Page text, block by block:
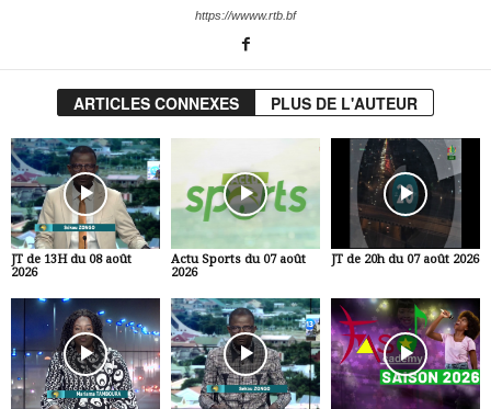
https://wwww.rtb.bf
ARTICLES CONNEXES PLUS DE L'AUTEUR
JT de 13H du 08 août
2026
Actu Sports du 07 août
2026
JT de 20h du 07 août 2026